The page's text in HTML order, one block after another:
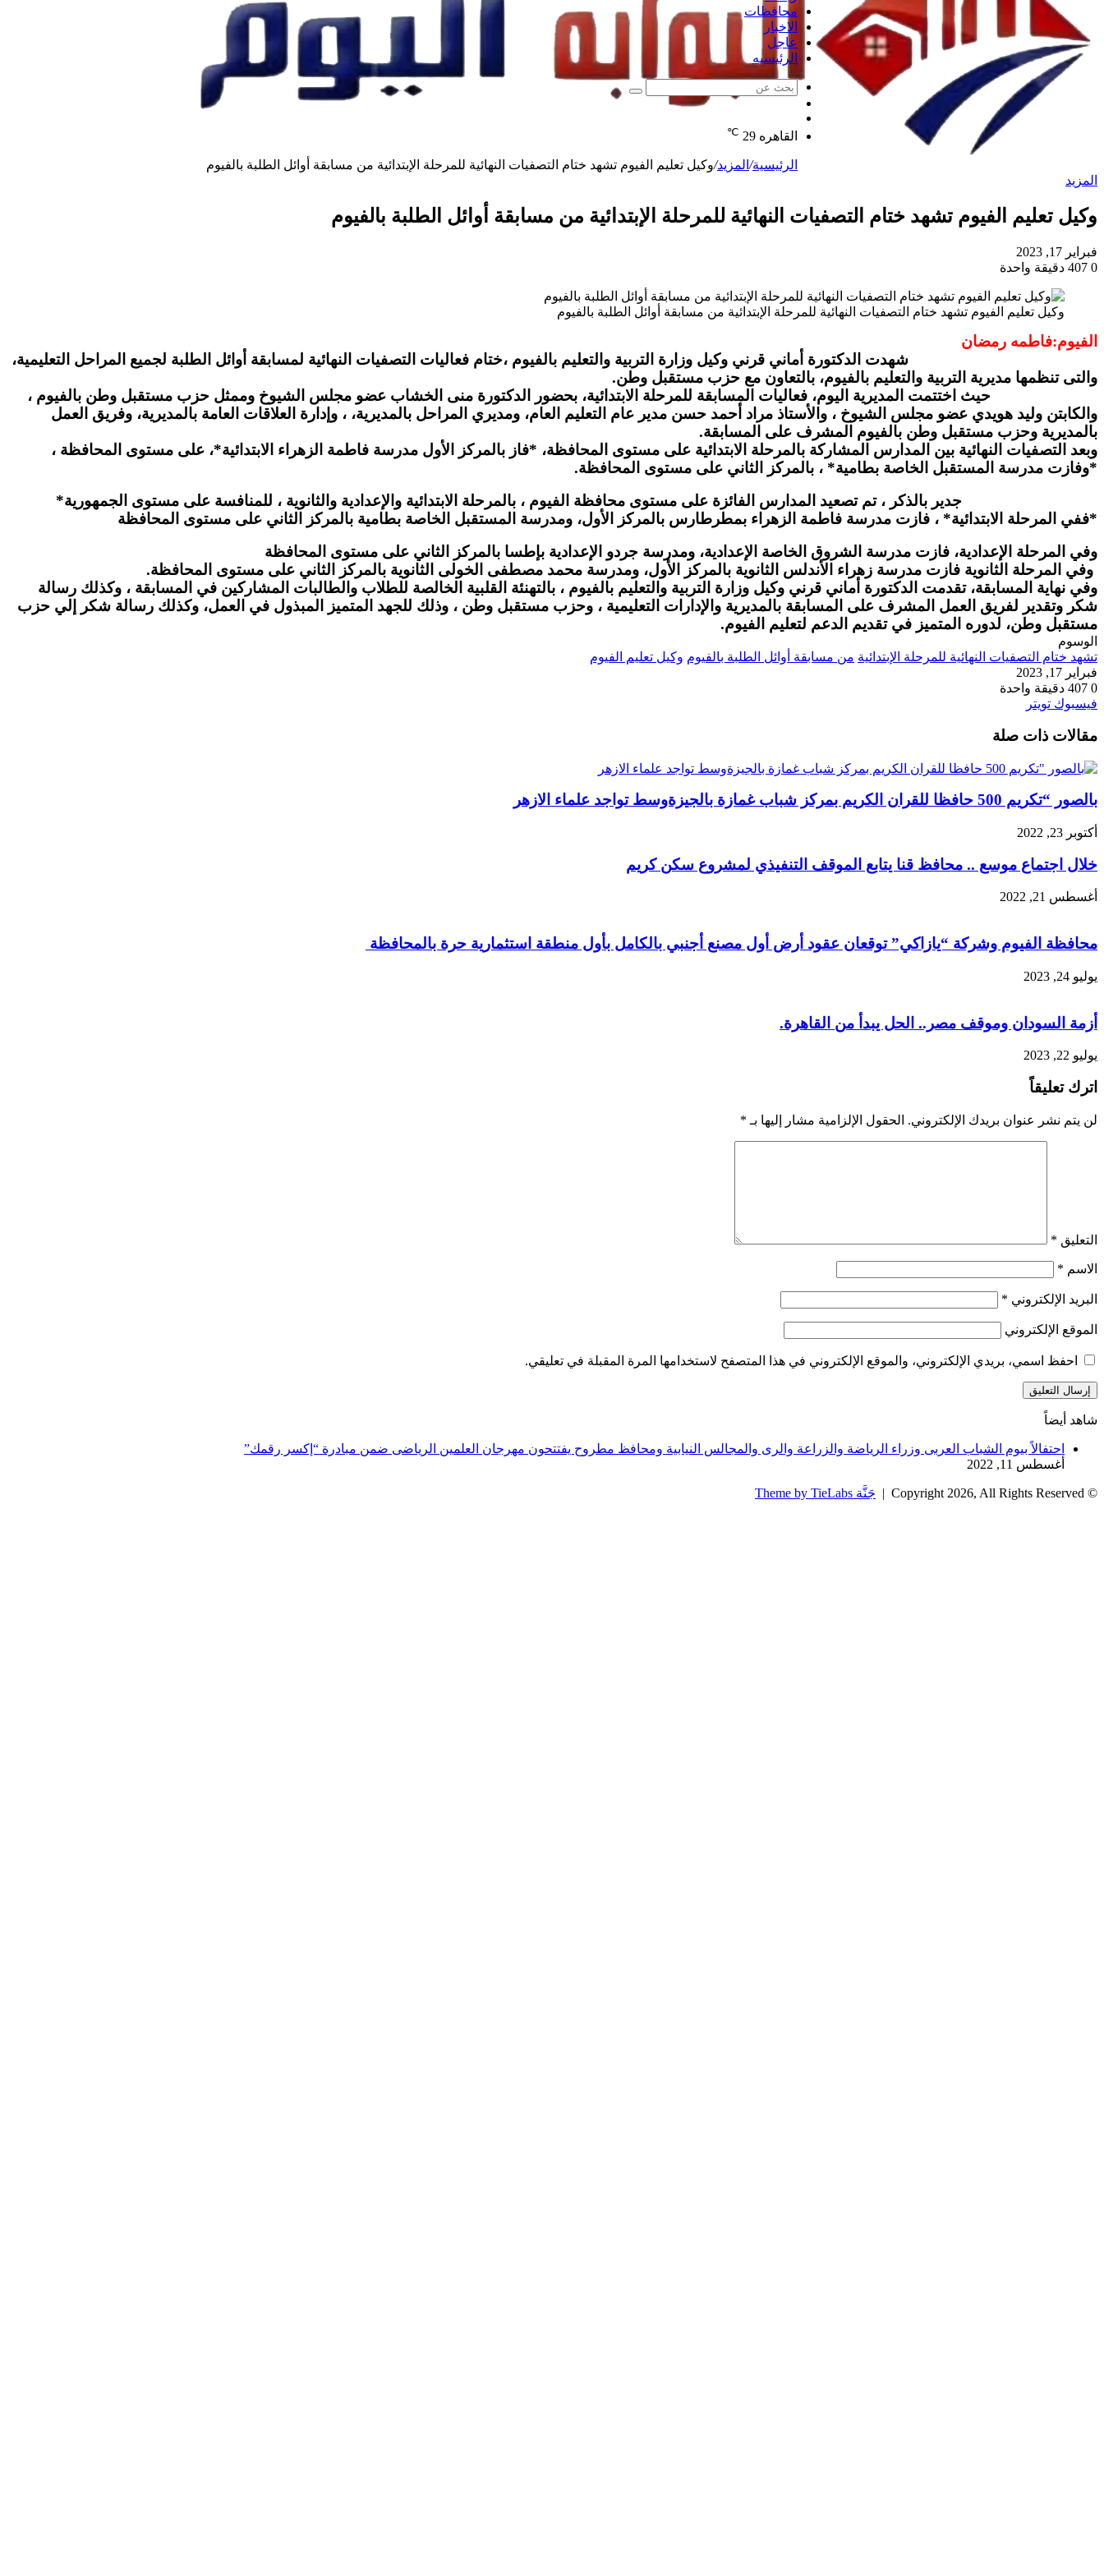
محافظات
الاخبار
عاجل
الرئيسيه
بحث
عشوائي
القاهره 29
℃
الرئيسية/ المزيد/وكيل تعليم الفيوم تشهد ختام التصفيات النهائية للمرحلة الإبتدائية من مسابقة أوائل الطلبة بالفيوم
المزيد
وكيل تعليم الفيوم تشهد ختام التصفيات النهائية للمرحلة الإبتدائية من مسابقة أوائل الطلبة بالفيوم
فبراير 17, 2023
0
دقيقة واحدة
وكيل تعليم الفيوم تشهد ختام التصفيات النهائية للمرحلة الإبتدائية من مسابقة أوائل الطلبة بالفيوم
الفيوم:فاطمه رمضان
شهدت الدكتورة أماني قرني وكيل وزارة التربية والتعليم بالفيوم ،ختام فعاليات التصفيات النهائية لمسابقة أوائل الطلبة لجميع المراحل التعليمية،
والتى تنظمها مديرية التربية والتعليم بالفيوم، بالتعاون مع حزب مستقبل وطن.
حيث اختتمت المديرية اليوم، فعاليات المسابقة للمرحلة الابتدائية، بحضور الدكتورة منى الخشاب عضو مجلس الشيوخ وممثل حزب مستقبل وطن بالفيوم ،
والكابتن وليد هويدي عضو مجلس الشيوخ ، والأستاذ مراد أحمد حسن مدير عام التعليم العام، ومديري المراحل بالمديرية، ، وإدارة العلاقات العامة بالمديرية، وفريق العمل
بالمديرية وحزب مستقبل وطن بالفيوم المشرف على المسابقة.
وبعد التصفيات النهائية بين المدارس المشاركة بالمرحلة الابتدائية على مستوى المحافظة، *فاز بالمركز الأول مدرسة فاطمة الزهراء الابتدائية*، على مستوى المحافظة ،
*وفازت مدرسة المستقبل الخاصة بطامية* ، بالمركز الثاني على مستوى المحافظة.
جدير بالذكر ، تم تصعيد المدارس الفائزة على مستوى محافظة الفيوم ، بالمرحلة الابتدائية والإعدادية والثانوية ، للمنافسة على مستوى الجمهورية*
*ففي المرحلة الابتدائية* ، فازت مدرسة فاطمة الزهراء بمطرطارس بالمركز الأول، ومدرسة المستقبل الخاصة بطامية بالمركز الثاني على مستوى المحافظة
وفي المرحلة الإعدادية، فازت مدرسة الشروق الخاصة الإعدادية، ومدرسة جردو الإعدادية بإطسا بالمركز الثاني على مستوى المحافظة
وفي المرحلة الثانوية فازت مدرسة زهراء الأندلس الثانوية بالمركز الأول، ومدرسة محمد مصطفى الخولى الثانوية بالمركز الثاني على مستوى المحافظة.
وفي نهاية المسابقة، تقدمت الدكتورة أماني قرني وكيل وزارة التربية والتعليم بالفيوم ، بالتهنئة القلبية الخالصة للطلاب والطالبات المشاركين في المسابقة ، وكذلك رسالة
شكر وتقدير لفريق العمل المشرف على المسابقة بالمديرية والإدارات التعليمية ، وحزب مستقبل وطن ، وذلك للجهد المتميز المبذول في العمل، وكذلك رسالة شكر إلي حزب
مستقبل وطن، لدوره المتميز في تقديم الدعم لتعليم الفيوم.
الوسوم
تشهد ختام التصفيات النهائية للمرحلة الإبتدائية من مسابقة أوائل الطلبة بالفيوم وكيل تعليم الفيوم
فبراير 17, 2023
0
دقيقة واحدة
فيسبوك تويتر
البريد
مقالات ذات صلة
بالصور “تكريم 500 حافظا للقران الكريم بمركز شباب غمازة بالجيزةوسط تواجد علماء الازهر
أكتوبر 23, 2022
خلال اجتماع موسع .. محافظ قنا يتابع الموقف التنفيذي لمشروع سكن كريم
أغسطس 21, 2022
محافظة الفيوم وشركة “يازاكي” توقعان عقود أرض أول مصنع أجنبي بالكامل بأول منطقة استثمارية حرة بالمحافظة
يوليو 24, 2023
أزمة السودان وموقف مصر.. الحل يبدأ من القاهرة.
يوليو 22, 2023
اترك تعليقاً
لن يتم نشر عنوان بريدك الإلكتروني. الحقول الإلزامية مشار إليها بـ *
التعليق *
الاسم *
البريد الإلكتروني *
الموقع الإلكتروني
احفظ اسمي، بريدي الإلكتروني، والموقع الإلكتروني في هذا المتصفح لاستخدامها المرة المقبلة في تعليقي.
شاهد أيضاً
احتفالاً بيوم الشباب العربى وزراء الرياضة والزراعة والرى والمجالس النيابية ومحافظ مطروح يفتتحون مهرجان العلمين الرياضى ضمن مبادرة “إكسر رقمك”
أغسطس 11, 2022
© Copyright 2026, All Rights Reserved |
جَنَّة Theme by TieLabs